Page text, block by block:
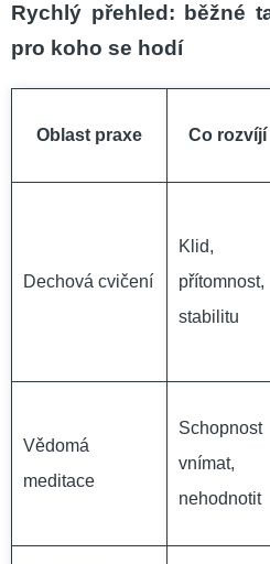
Rychlý přehled: běžné
pro koho se hodí
Oblast praxe Co rozvíjí
Dechová cvičení
Klid,
přítomnost,
stabilitu
Vědomá
meditace
Schopnost
vnímat,
nehodnotit